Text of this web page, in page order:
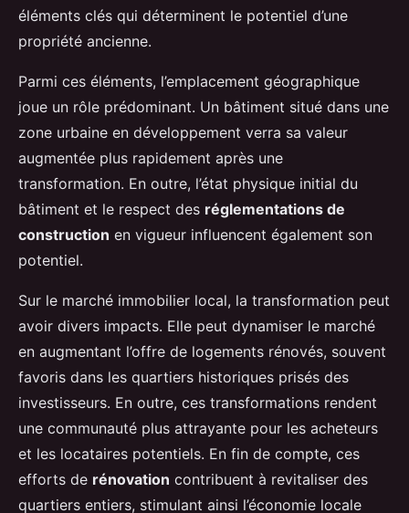
éléments clés qui déterminent le potentiel d’une
propriété ancienne.
Parmi ces éléments, l’emplacement géographique
joue un rôle prédominant. Un bâtiment situé dans une
zone urbaine en développement verra sa valeur
augmentée plus rapidement après une
transformation. En outre, l’état physique initial du
bâtiment et le respect des réglementations de
construction en vigueur influencent également son
potentiel.
Sur le marché immobilier local, la transformation peut
avoir divers impacts. Elle peut dynamiser le marché
en augmentant l’offre de logements rénovés, souvent
favoris dans les quartiers historiques prisés des
investisseurs. En outre, ces transformations rendent
une communauté plus attrayante pour les acheteurs
et les locataires potentiels. En fin de compte, ces
efforts de rénovation contribuent à revitaliser des
quartiers entiers, stimulant ainsi l’économie locale